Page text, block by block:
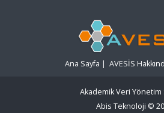
Ana Sayfa | AVESİS
Akademik Veri Yönetim
Abis Teknoloji ©